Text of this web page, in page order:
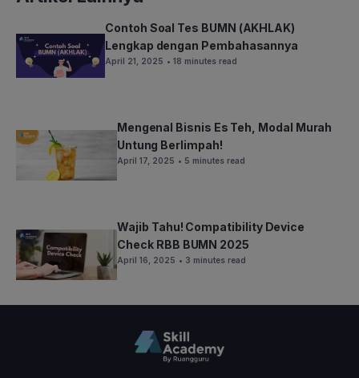
Contoh Soal Tes BUMN (AKHLAK)
Lengkap dengan Pembahasannya
April 21, 2025 • 18 minutes read
Mengenal Bisnis Es Teh, Modal Murah
Untung Berlimpah!
April 17, 2025 • 5 minutes read
Wajib Tahu! Compatibility Device
Check RBB BUMN 2025
April 16, 2025 • 3 minutes read